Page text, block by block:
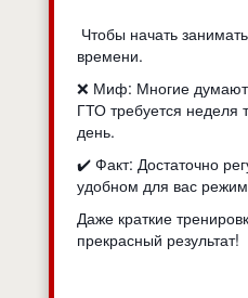
Чтобы начать
времени.
❌ Миф: Многие
ГТО требуется неделя
день.
✔️ Факт: Достаточно
удобном для вас
Даже краткие
прекрасный результат!